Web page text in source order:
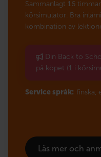
Sammanlagt 16
körsimulator. Bra
kombination av
Din Back to
på köpet (1 i
Service språk: finska,
Läs mer och